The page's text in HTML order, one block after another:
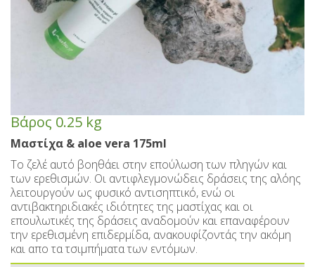
Γλυκά κουταλιού με μαστίχα Mastiha Deli
Γλυκά κουταλιού & Μαρμελάδες χωρίς ζάχαρη
Καρύδα με μαστίχα
Πίτες Χίου
Λουκούμια
Aμυγδαλωτά
Μπάρες
Ζαχαρούχοι Χυμοί - Σιρόπια
Κουλουράκια Χιώτικα- Κουρκουμπίνια- Μπισκότα
Σοκολάτες
Κρασιά SPRITZER
Τσίπουρο
Μπύρες Χίου
Βότκα
Μπράντυ
Ρακόμελα
Λικέρ Επαγγελματικές συσκευασίες
Μη αλκοολούχα - Αναψυκτικά
Ούζα Καβάλας
Ούζο επαγγελματικές συσκευασίες
Τουριστικές Μινιατούρες Ούζου-Mαγνητάκια
Περιποίηση χεριών και σώματος
Περιποίηση προσώπου
Οδοντόκρεμες - Στοματικά Διαλύματα
Λάδια μαλλιών & σώματος
Σπρέι σώματος - Αρώματα
Αποσμητικά
Aδυνατιστικά
Αντηλιακά
Ζυμαρικά Χίου
Τυροκομικά Χίου
Βότανα
Σάλτσες
Καφές με μαστίχα Χίου
Παξιμάδια
Παστελαριές
Μέλι
Καλάθια δώρων - Αναμνηστικά
Εποχιακά
Χριστουγεννιάτικα
Πασχαλινά
Άγιος Βαλεντίνος
Βάρος 0.25 kg
Μαστίχα & aloe vera 175ml
Το ζελέ αυτό βοηθάει στην επούλωση των πληγών και
των ερεθισμών. Οι αντιφλεγμονώδεις δράσεις της αλόης
λειτουργούν ως φυσικό αντισηπτικό, ενώ οι
αντιβακτηριδιακές ιδιότητες της μαστίχας και οι
επουλωτικές της δράσεις αναδομούν και επαναφέρουν
την ερεθισμένη επιδερμίδα, ανακουφίζοντάς την ακόμη
και απο τα τσιμπήματα των εντόμων.